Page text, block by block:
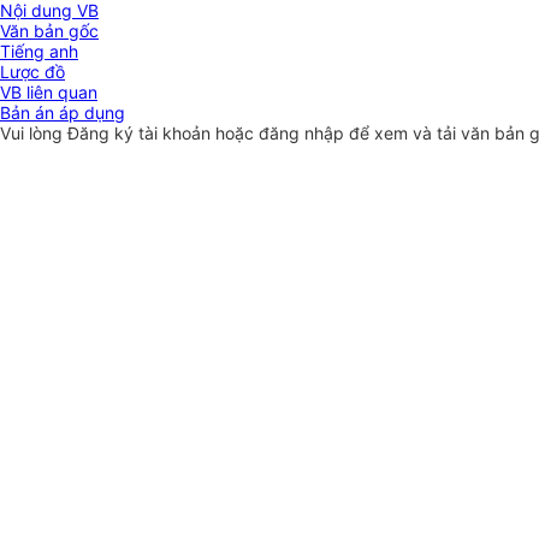
Nội dung VB
Văn bản gốc
Tiếng anh
Lược đồ
VB liên quan
Bản án áp dụng
Vui lòngĐăng ký tài khoản hoặc đăng nhập để xem và tải văn bản